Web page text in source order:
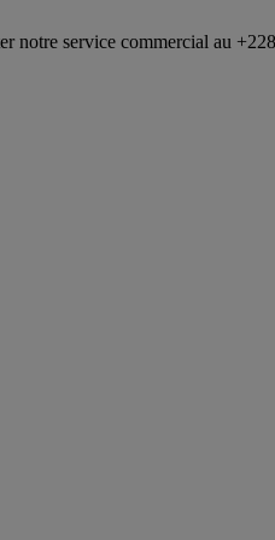
commercial au +228 92 69 88 33